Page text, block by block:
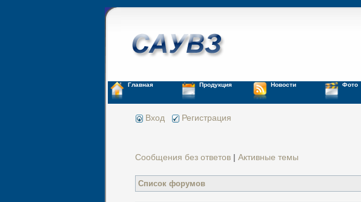
Главная Продукция Новости Фото
Вход Регистрация
Сообщения без ответов |Активные темы
Список форумов